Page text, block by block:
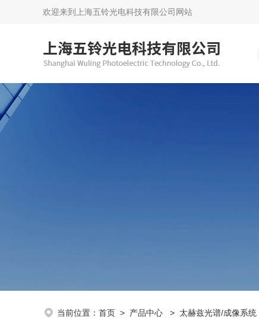
欢迎来到 上海五铃光电科技有限公司网站
当前位置： 首页 > 产品中心 > 太赫兹光谱/成像系统